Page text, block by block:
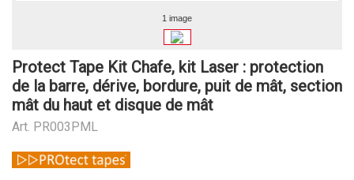
1 image
Protect Tape Kit Chafe, kit Laser : protection
de la barre, dérive, bordure, puit de mât, section
mât du haut et disque de mât
Art. PR003PML